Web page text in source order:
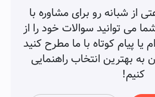
از شبانه رو برای مشاوره با
می توانید سوالات خود را از
یا پیام کوتاه با ما مطرح کنید
به بهترین انتخاب راهنمایی
کنیم!